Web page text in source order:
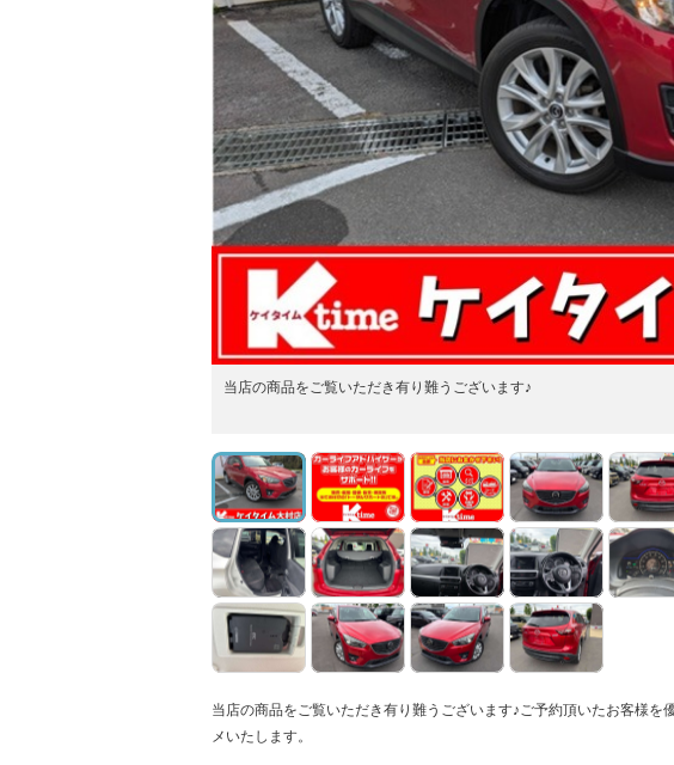
当店の商品をご覧いただき有り難うございます♪
当店の商品をご覧いただき有り難うございます♪ご予約頂いたお客様を
メいたします。